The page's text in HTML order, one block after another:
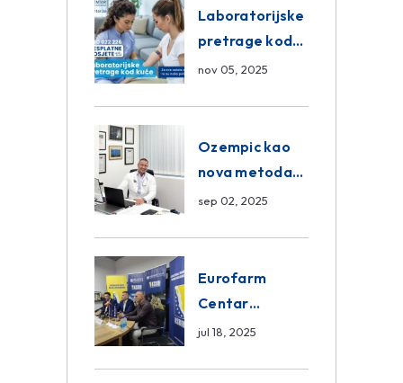
Centar
Poliklinika
Laboratorijske
pretrage kod
kuće – novo u
Poliklinici
nov 05, 2025
Ozempic kao
nova metoda
mršavljenja: da
sep 02, 2025
Eurofarm
Centar
Poliklinika i
jul 18, 2025